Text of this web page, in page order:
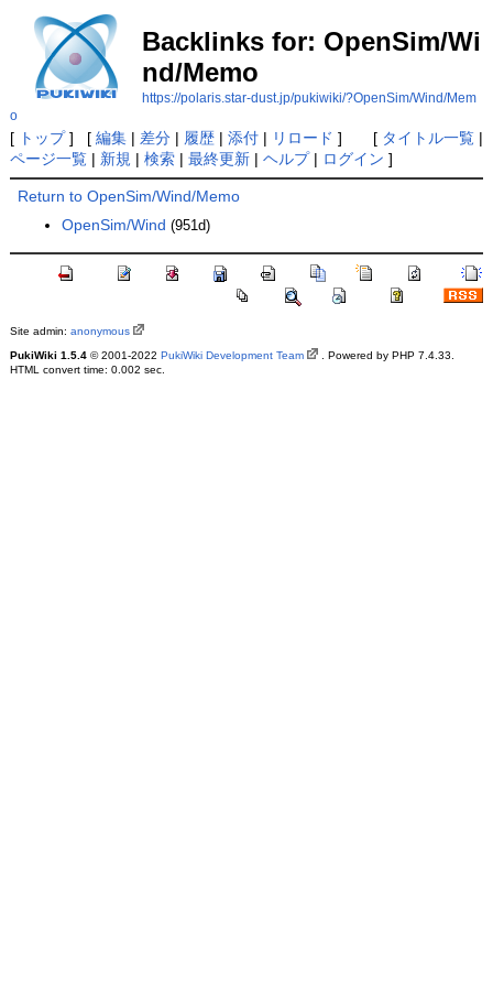
Backlinks for: OpenSim/Wi
nd/Memo
https://polaris.star-dust.jp/pukiwiki/?OpenSim/Wind/Mem
o
[ トップ] [ 編集| 差分| 履歴| 添付| リロード ] [ タイトル一覧|
ページ一覧| 新規 | 検索| 最終更新| ヘルプ| ログイン ]
Return to OpenSim/Wind/Memo
OpenSim/Wind (951d)
Site admin: anonymous
PukiWiki 1.5.4© 2001-2022 PukiWiki Development Team
. Powered by PHP 7.4.33.
HTML convert time: 0.002 sec.